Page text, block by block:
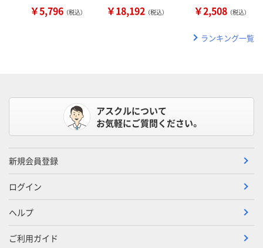
￥5,796 （税込） ￥18,192 （税込） ￥2,508 （税込）
ランキング一覧
アスクルについて
お気軽にご質問ください。
新規会員登録
ログイン
ヘルプ
ご利用ガイド